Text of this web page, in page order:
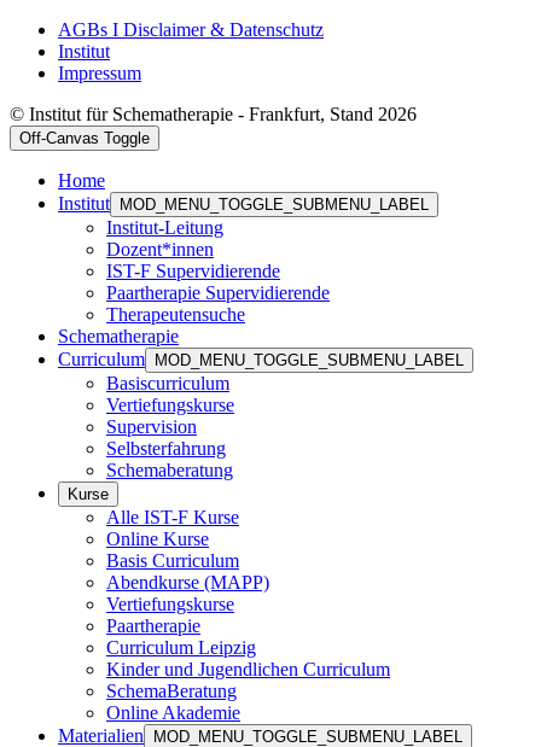
AGBs I Disclaimer & Datenschutz
Institut
Impressum
© Institut für Schematherapie - Frankfurt, Stand 2026
Off-Canvas Toggle
Home
Institut
MOD_MENU_TOGGLE_SUBMENU_LABEL
Institut-Leitung
Dozent*innen
IST-F Supervidierende
Paartherapie Supervidierende
Therapeutensuche
Schematherapie
Curriculum
MOD_MENU_TOGGLE_SUBMENU_LABEL
Basiscurriculum
Vertiefungskurse
Supervision
Selbsterfahrung
Schemaberatung
Kurse
Alle IST-F Kurse
Online Kurse
Basis Curriculum
Abendkurse (MAPP)
Vertiefungskurse
Paartherapie
Curriculum Leipzig
Kinder und Jugendlichen Curriculum
SchemaBeratung
Online Akademie
Materialien
MOD_MENU_TOGGLE_SUBMENU_LABEL